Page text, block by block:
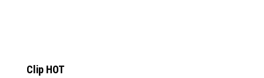
Clip HOT